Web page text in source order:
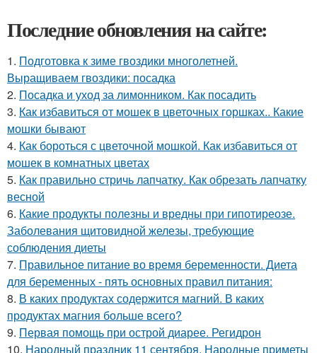
Последние обновления на сайте:
1. Подготовка к зиме гвоздики многолетней.
Выращиваем гвоздики: посадка
2. Посадка и уход за лимонником. Как посадить
3. Как избавиться от мошек в цветочных горшках.. Какие
мошки бывают
4. Как бороться с цветочной мошкой. Как избавиться от
мошек в комнатных цветах
5. Как правильно стричь лапчатку. Как обрезать лапчатку
весной
6. Какие продукты полезны и вредны при гипотиреозе.
Заболевания щитовидной железы, требующие
соблюдения диеты
7. Правильное питание во время беременности. Диета
для беременных - пять основных правил питания:
8. В каких продуктах содержится магний. В каких
продуктах магния больше всего?
9. Первая помощь при острой диарее. Регидрон
10. Народный праздник 11 сентября. Народные приметы